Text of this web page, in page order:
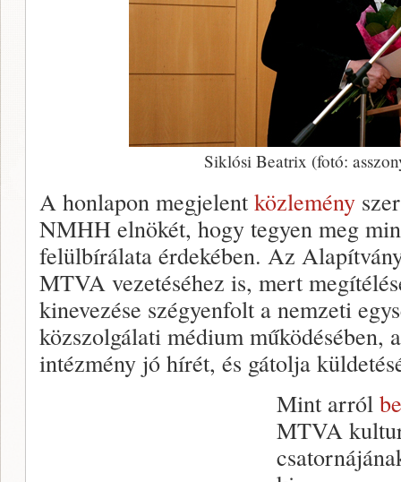
Siklósi Beatrix (fotó:
A honlapon megjelent közlemény
NMHH elnökét, hogy tegyen meg
felülbírálata érdekében. Az
MTVA vezetéséhez is, mert
kinevezése szégyenfolt a nemzeti
közszolgálati médium működésében,
intézmény jó hírét, és gátolja
Mint arról
MTVA